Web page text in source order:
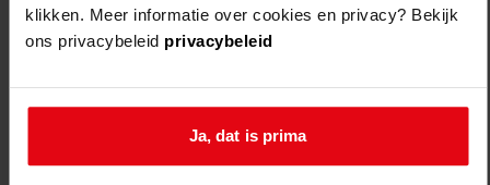
klikken. Meer informatie over cookies en privacy? Bekijk
ons privacybeleid privacybeleid
Ja, dat is prima